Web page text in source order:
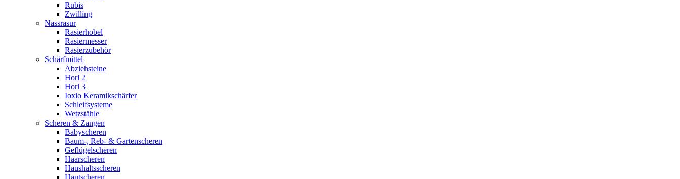
Rubis
Zwilling
Nassrasur
Rasierhobel
Rasiermesser
Rasierzubehör
Schärfmittel
Abziehsteine
Horl 2
Horl 3
Ioxio Keramikschärfer
Schleifsysteme
Wetzstähle
Scheren & Zangen
Babyscheren
Baum-, Reb- & Gartenscheren
Geflügelscheren
Haarscheren
Haushaltsscheren
Hautscheren